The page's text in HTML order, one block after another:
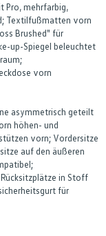
Pro, mehrfarbig,
Textilfußmatten vorn
Brushed" für
up-Spiegel beleuchtet
vorn
asymmetrisch geteilt
höhen- und
vorn; Vordersitze
auf den äußeren
in Stoff
für